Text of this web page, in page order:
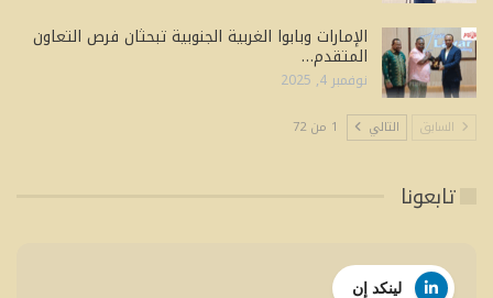
الإمارات وبابوا الغربية الجنوبية تبحثان فرص التعاون
المتقدم…
نوفمبر 4, 2025
السابق التالي 1 من 72
تابعونا
لينكد إن